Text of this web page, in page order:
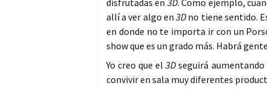
disfrutadas en 3D. Como ejemplo,
allí a ver algo en3D no tiene sentido.
en donde no te importa ir con un
show que es un grado más. Habrá
Yo creo que el3D seguirá
convivir en sala muy diferentes